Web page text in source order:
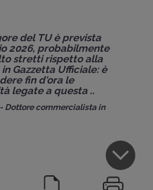
del TU è prevista
2026, probabilmente
stretti rispetto alla
Gazzetta Ufficiale: è
fin d'ora le
legate a questa ..
- Dottore commercialista in